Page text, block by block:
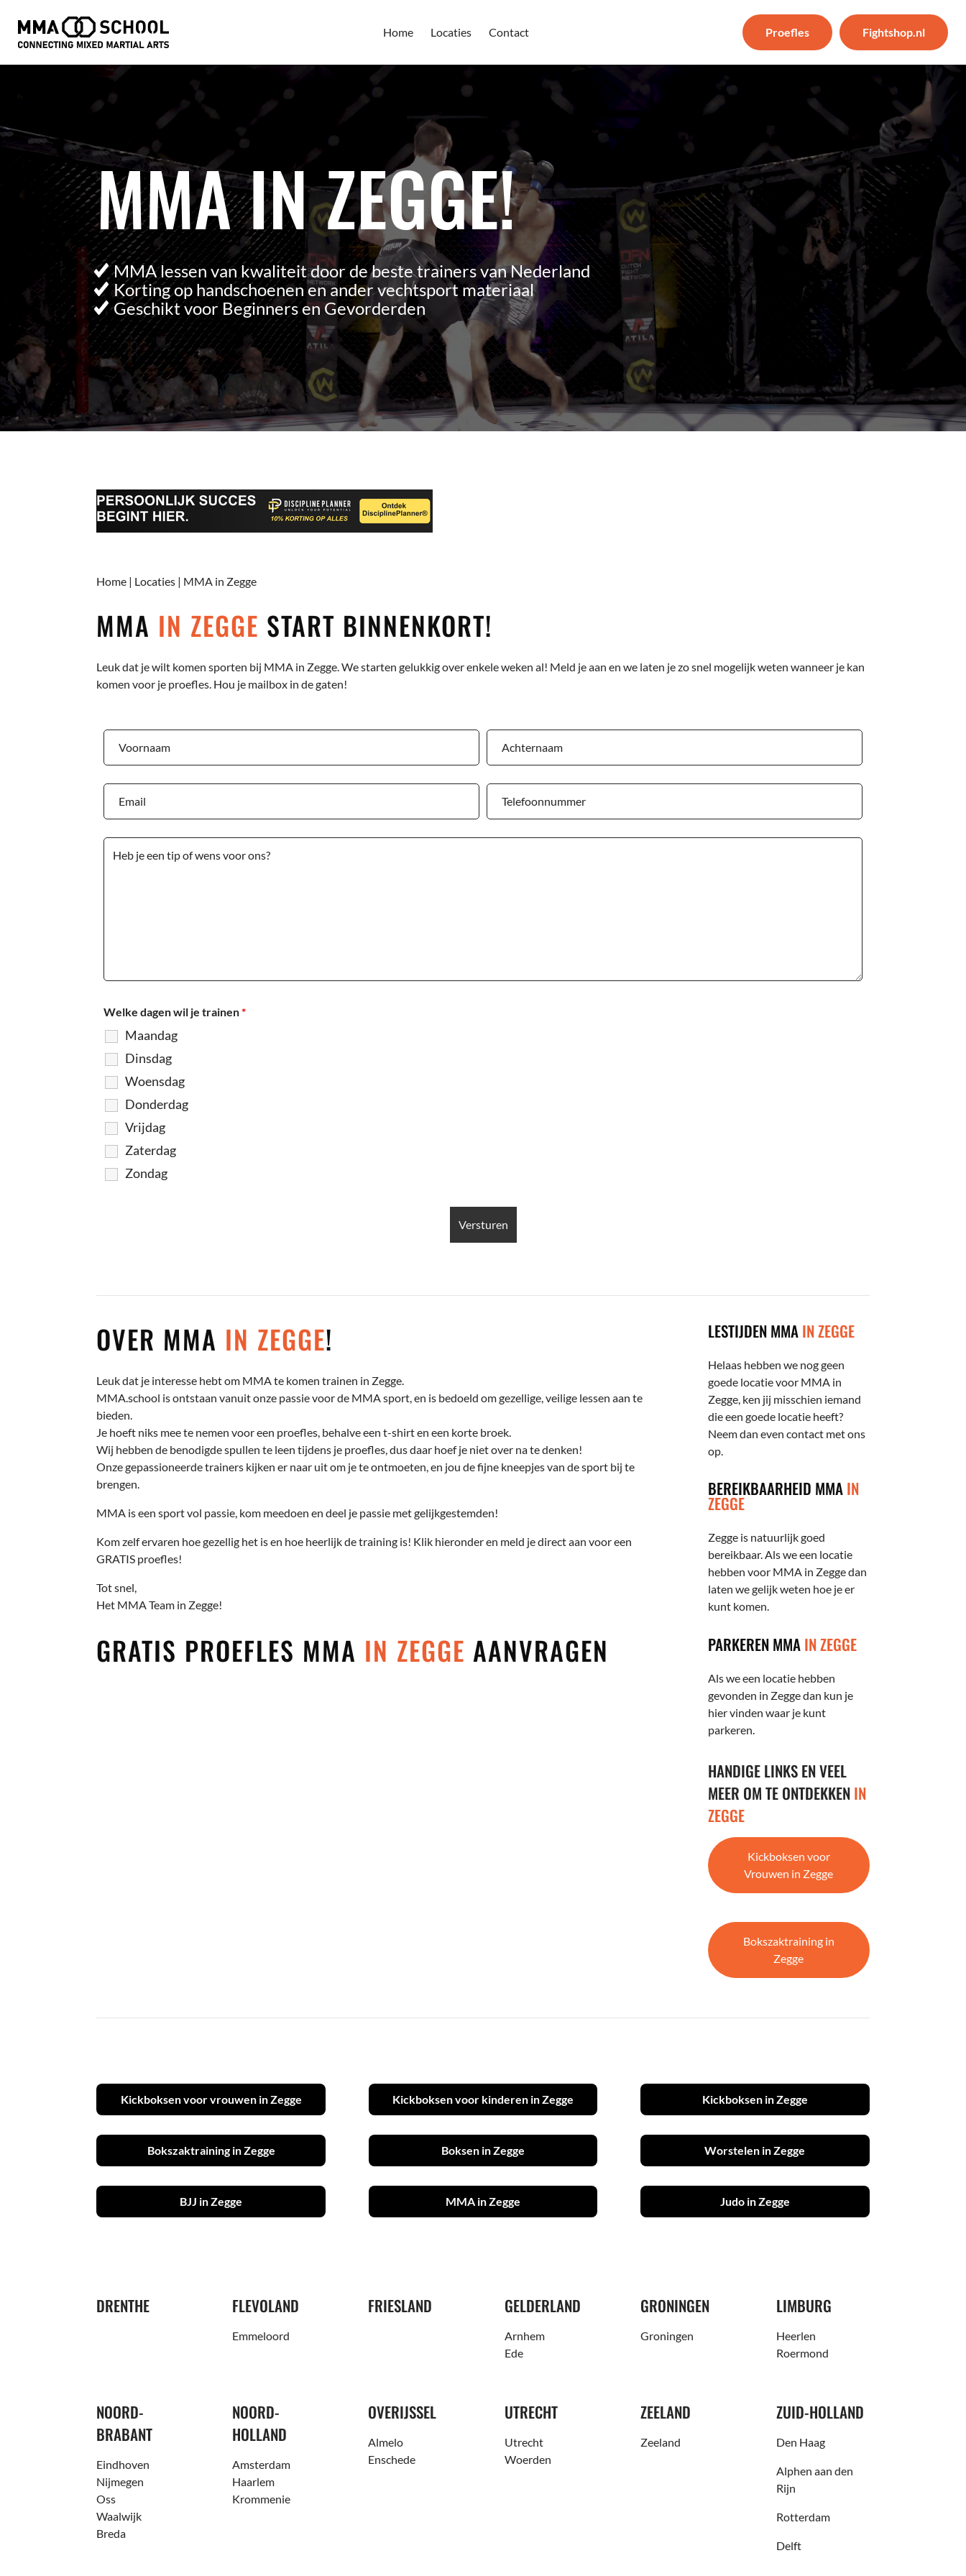
Home Locaties Contact Proefles Fightshop.nl
MMA IN ZEGGE!
MMA lessen van kwaliteit door de beste trainers van Nederland
Korting op handschoenen en ander vechtsport materiaal
Geschikt voor Beginners en Gevorderden
Home | Locaties | MMA in Zegge
MMA IN ZEGGE START BINNENKORT!
Leuk dat je wilt komen sporten bij MMA in Zegge. We starten gelukkig over enkele weken al! Meld je aan en we laten je zo snel mogelijk weten wanneer je kan
komen voor je proefles. Hou je mailbox in de gaten!
Welke dagen wil je trainen*
Maandag
Dinsdag
Woensdag
Donderdag
Vrijdag
Zaterdag
Zondag
OVER MMA IN ZEGGE!
Leuk dat je interesse hebt om MMA te komen trainen in Zegge.
MMA.school is ontstaan vanuit onze passie voor de MMA sport, en is bedoeld om gezellige, veilige lessen aan te
bieden.
Je hoeft niks mee te nemen voor een proefles, behalve een t-shirt en een korte broek.
Wij hebben de benodigde spullen te leen tijdens je proefles, dus daar hoef je niet over na te denken!
Onze gepassioneerde trainers kijken er naar uit om je te ontmoeten, en jou de fijne kneepjes van de sport bij te
brengen.
MMA is een sport vol passie, kom meedoen en deel je passie met gelijkgestemden!
Kom zelf ervaren hoe gezellig het is en hoe heerlijk de training is! Klik hieronder en meld je direct aan voor een
GRATIS proefles!
Tot snel,
Het MMA Team in Zegge!
GRATIS PROEFLES MMA IN ZEGGE AANVRAGEN
LESTIJDEN MMAIN ZEGGE
Helaas hebben we nog geen
goede locatie voor MMA in
Zegge, ken jij misschien iemand
die een goede locatie heeft?
Neem dan even contact met ons
op.
BEREIKBAARHEID MMAIN
ZEGGE
Zegge is natuurlijk goed
bereikbaar. Als we een locatie
hebben voor MMA in Zegge dan
laten we gelijk weten hoe je er
kunt komen.
PARKEREN MMAIN ZEGGE
Als we een locatie hebben
gevonden in Zegge dan kun je
hier vinden waar je kunt
parkeren.
HANDIGE LINKS EN VEEL
MEER OM TE ONTDEKKENIN
ZEGGE
Kickboksen voor
Vrouwen in Zegge
Bokszaktraining in
Zegge
Kickboksen voor vrouwen in Zegge Kickboksen voor kinderen in Zegge Kickboksen in Zegge
Bokszaktraining in Zegge Boksen in Zegge Worstelen in Zegge
BJJ in Zegge MMA in Zegge Judo in Zegge
DRENTHE FLEVOLAND
Emmeloord
FRIESLAND GELDERLAND
Arnhem
Ede
GRONINGEN
Groningen
LIMBURG
Heerlen
Roermond
NOORD-
BRABANT
Eindhoven
Nijmegen
Oss
Waalwijk
Breda
NOORD-
HOLLAND
Amsterdam
Haarlem
Krommenie
OVERIJSSEL
Almelo
Enschede
UTRECHT
Utrecht
Woerden
ZEELAND
Zeeland
ZUID-HOLLAND
Den Haag
Alphen aan den
Rijn
Rotterdam
Delft